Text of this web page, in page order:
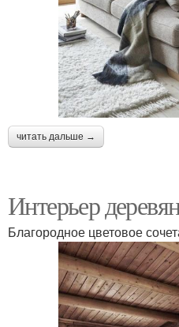
читать дальше →
Интерьер
Благородное цветовое